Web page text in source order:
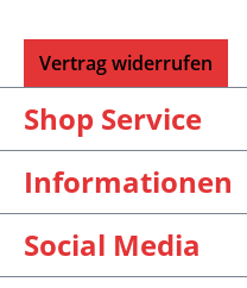
Vertrag widerrufen
Shop Service
Informationen
Social Media